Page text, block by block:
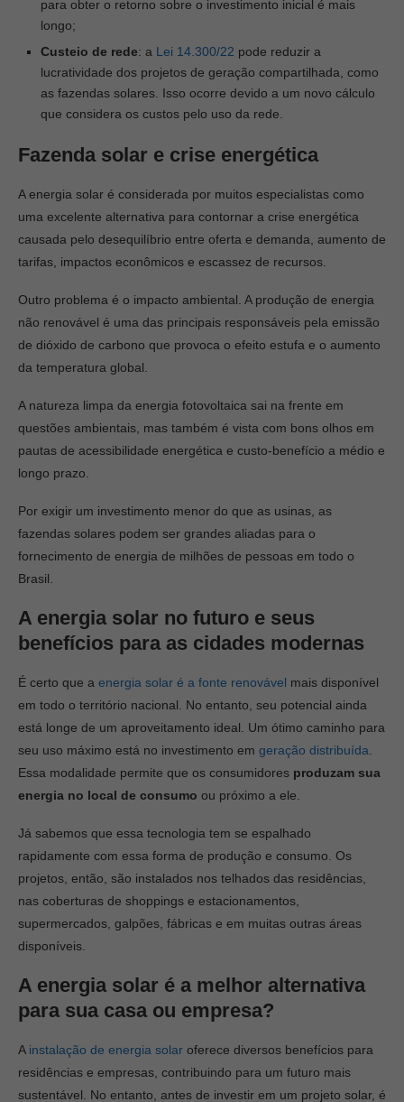
para obter o retorno sobre o investimento inicial é mais
longo;
Custeio de rede: a Lei 14.300/22 pode reduzir a
lucratividade dos projetos de geração compartilhada, como
as fazendas solares. Isso ocorre devido a um novo cálculo
que considera os custos pelo uso da rede.
Fazenda solar e crise energética
A energia solar é considerada por muitos especialistas como
uma excelente alternativa para contornar a crise energética
causada pelo desequilíbrio entre oferta e demanda, aumento de
tarifas, impactos econômicos e escassez de recursos.
Outro problema é o impacto ambiental. A produção de energia
não renovável é uma das principais responsáveis pela emissão
de dióxido de carbono que provoca o efeito estufa e o aumento
da temperatura global.
A natureza limpa da energia fotovoltaica sai na frente em
questões ambientais, mas também é vista com bons olhos em
pautas de acessibilidade energética e custo-benefício a médio e
longo prazo.
Por exigir um investimento menor do que as usinas, as
fazendas solares podem ser grandes aliadas para o
fornecimento de energia de milhões de pessoas em todo o
Brasil.
A energia solar no futuro e seus
benefícios para as cidades modernas
É certo que a energia solar é a fonte renovável mais disponível
em todo o território nacional. No entanto, seu potencial ainda
está longe de um aproveitamento ideal. Um ótimo caminho para
seu uso máximo está no investimento em geração distribuída
Essa modalidade permite que os consumidores produzam sua
energia no local de consumo ou próximo a ele.
Já sabemos que essa tecnologia tem se espalhado
rapidamente com essa forma de produção e consumo. Os
projetos, então, são instalados nos telhados das residências,
nas coberturas de shoppings e estacionamentos,
supermercados, galpões, fábricas e em muitas outras áreas
disponíveis.
A energia solar é a melhor alternativa
para sua casa ou empresa?
A instalação de energia solar oferece diversos benefícios para
residências e empresas, contribuindo para um futuro mais
sustentável. No entanto, antes de investir em um projeto solar, é